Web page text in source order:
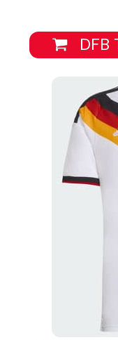
DFB